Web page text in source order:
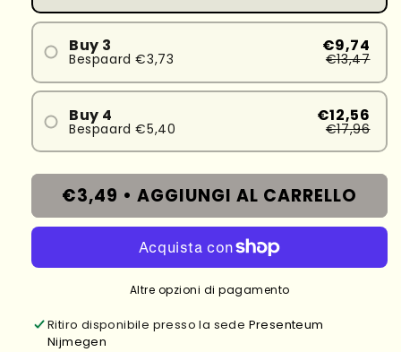
Buy 3
Bespaard €3,73
€9,74
€13,47
Buy 4
Bespaard €5,40
€12,56
€17,96
€3,49 • AGGIUNGI AL CARRELLO
Altre opzioni di pagamento
Ritiro disponibile presso la sede Presenteum
Nijmegen